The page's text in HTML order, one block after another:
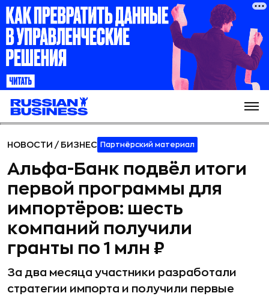
НОВОСТИ / БИЗНЕС Партнёрский материал
Альфа-Банк подвёл итоги
первой программы для
импортёров: шесть
компаний получили
гранты по 1 млн ₽
За два месяца участники разработали
стратегии импорта и получили первые